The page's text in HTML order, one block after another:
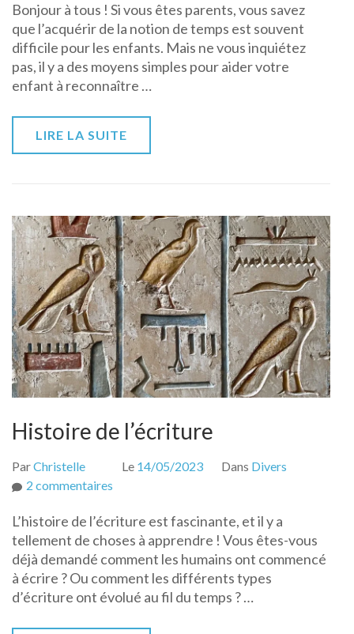
aider
son
enfant
à
acquérir
du
Bonjour à tous ! Si vous êtes parents, vous savez
que l’acquérir de la notion de temps est souvent
difficile pour les enfants. Mais ne vous inquiétez
pas, il y a des moyens simples pour aider votre
enfant à reconnaître …
LIRE LA SUITE
Histoire de l’écriture
ParChristelle Le 14/05/2023 Dans Divers
2 commentaires
de
l’écriture
L’histoire de l’écriture est fascinante, et il y a
tellement de choses à apprendre ! Vous êtes-vous
déjà demandé comment les humains ont commencé
à écrire ? Ou comment les différents types
d’écriture ont évolué au fil du temps ? …